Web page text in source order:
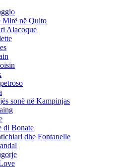
Mirë në Quito
Alacoque
sonë në Kampinjas
di Bonate
dhe Fontanelle